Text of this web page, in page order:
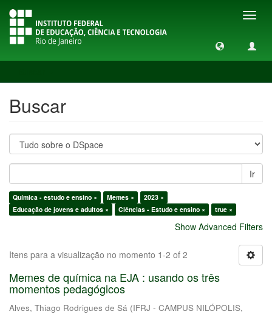
Buscar
Ir
Química - estudo e ensino × Memes ×
2023 ×
Educação de jovens e adultos ×
Ciências - Estudo e ensino × true ×
Show Advanced Filters
Itens para a visualização no momento 1-2 of 2
Memes de química na EJA : usando os três
momentos pedagógicos
Alves, Thiago Rodrigues de Sá (IFRJ - CAMPUS NILÓPOLIS,